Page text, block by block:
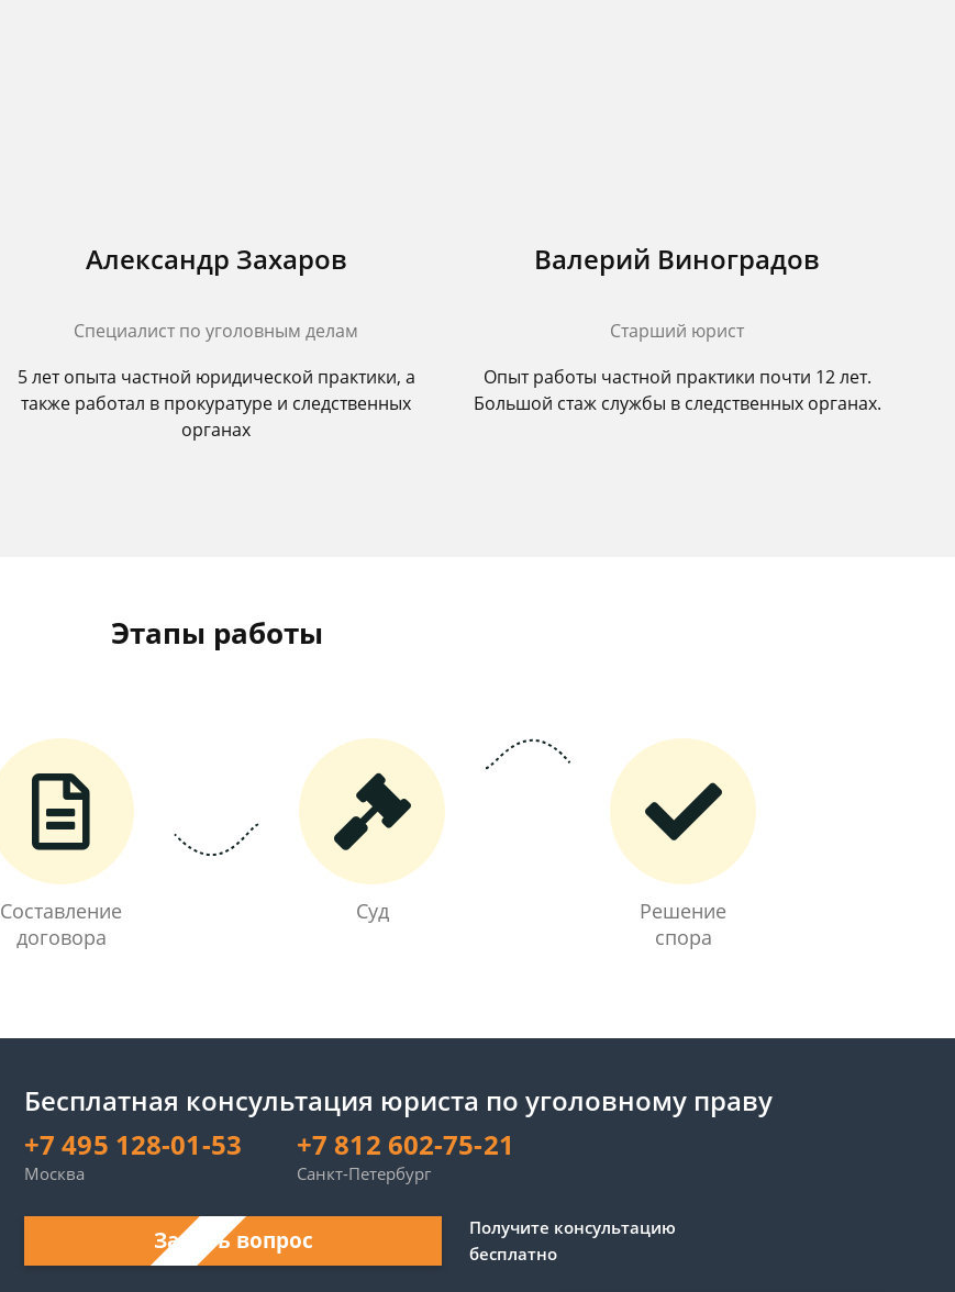
Александр Захаров
Специалист по уголовным делам
5 лет опыта частной юридической практики, а
также работал в прокуратуре и следственных
органах
Валерий Виноградов
Старший юрист
Опыт работы частной практики почти 12 лет.
Большой стаж службы в следственных органах.
Этапы работы
Составление
договора
Суд
Решение
спора
Бесплатная консультация юриста по уголовному праву
+7 495 128-01-53
Москва
+7 812 602-75-21
Санкт-Петербург
Задать вопрос
Получите консультацию
бесплатно
Здравствуйте! Я дежурный
юрист-консультант сайта,